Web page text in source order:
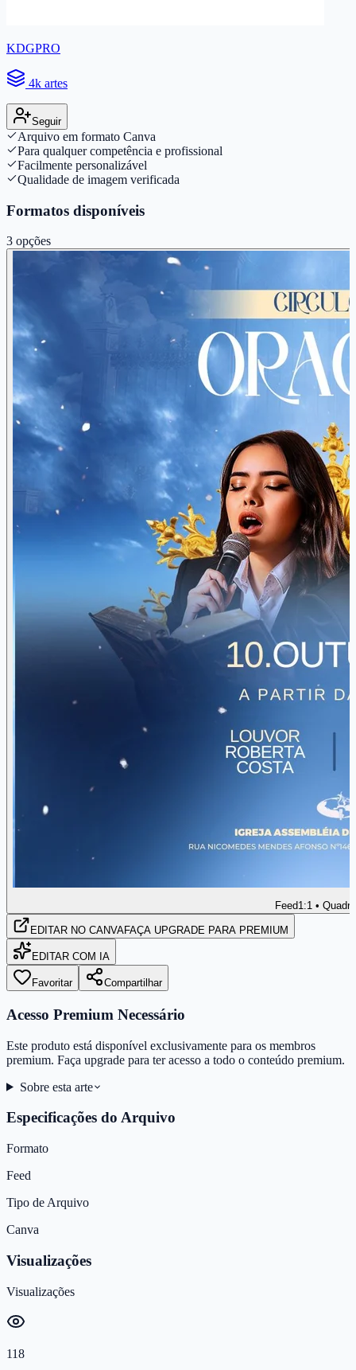
KDGPRO
4k artes
Seguir
Arquivo em formato Canva
Para qualquer competência e profissional
Facilmente personalizável
Qualidade de imagem verificada
Formatos disponíveis
3 opções
Feed1:1 •
EDITAR NO CANVAFAÇA UPGRADE PARA PREMIUM
EDITAR COM IA
Favoritar Compartilhar
Acesso Premium Necessário
Este produto está disponível exclusivamente para os membros
premium. Faça upgrade para ter acesso a todo o conteúdo premium.
Sobre esta arte
Especificações do Arquivo
Formato
Feed
Tipo de Arquivo
Canva
Visualizações
Visualizações
118